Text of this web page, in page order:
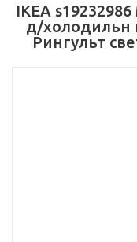
IKEA
д/холодильн
Рингульт